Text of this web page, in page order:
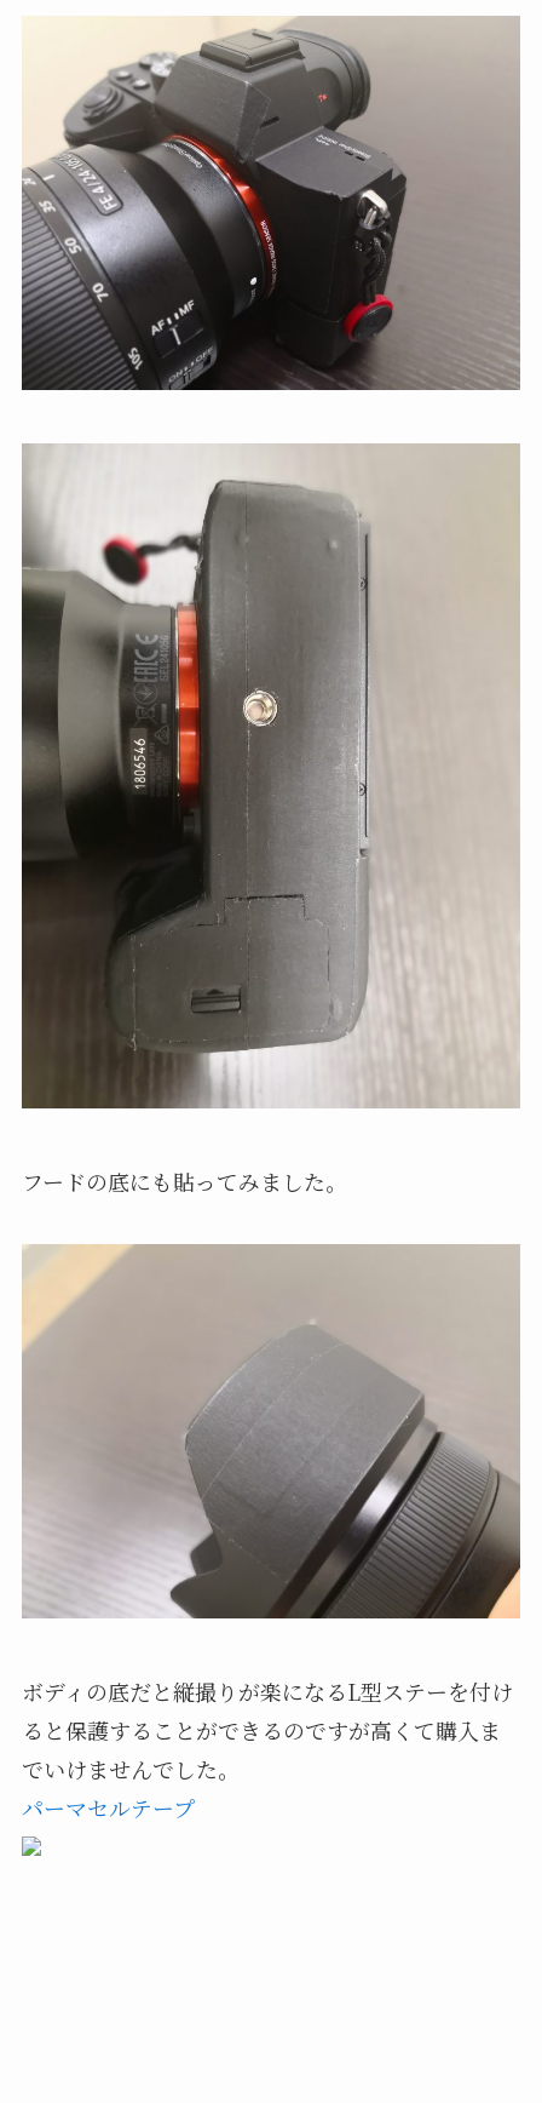
フードの底にも貼ってみました。
ボディの底だと縦撮りが楽になるL型ステーを付け
ると保護することができるのですが高くて購入ま
でいけませんでした。
パーマセルテープ